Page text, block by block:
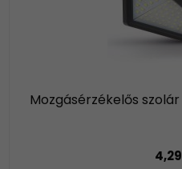
Mozgásérzékelős